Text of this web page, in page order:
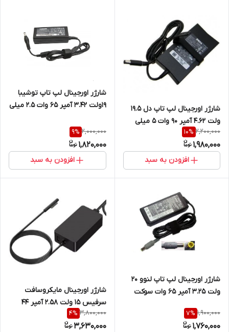
شارژر اورجینال لپ تاپ دل 19.5
ولت 4.62 آمپر 90 وات ۵ میلی
متر در ۷.۴ میلی متر
2,200,000
10%
1,980,000
افزودن به سبد
شارژر اورجینال لپ تاپ توشیبا
19ولت 3.42 آمپر 65 وات 2.5 میلی
2,000,000
9%
1,820,000
افزودن به سبد
شارژر اورجینال لپ تاپ لنوو 20
ولت 3.25 آمپر 65 وات سوکت
1,900,000
7%
1,760,000
شارژر اورجینال مایکروسافت
سرفیس 15 ولت 2.58 آمپر 44
وات
3,800,000
4%
3,630,000